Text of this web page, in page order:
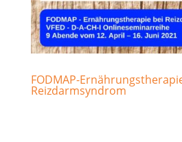
FODMAP-
Reizdarmsyndrom